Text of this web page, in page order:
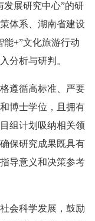
发展研究中心”的研
体系、湖南省建设
能+”文化旅游行动
分析与研判。
遵循高标准、严要
博士学位，且拥有
组计划吸纳相关领
保研究成果既具有
导意义和决策参考
会科学发展，鼓励